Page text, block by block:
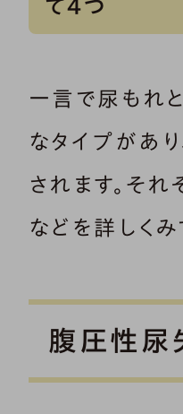
て4つ
一言で尿もれ
なタイプがあ
されます。そ
などを詳しくみ
腹圧性尿